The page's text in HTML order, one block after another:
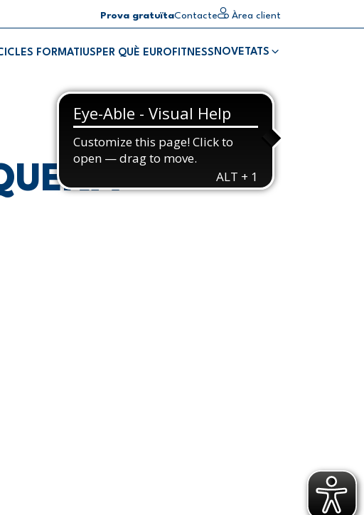
Prova gratuïtaContacte Àrea client
FORMATIUS PER QUÈ EUROFITNESS NOVETATS